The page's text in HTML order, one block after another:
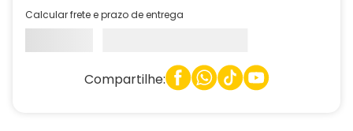
Calcular frete e prazo de entrega
Compartilhe: